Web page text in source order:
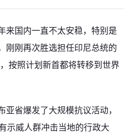
来国内一直不太安稳，特别是
刚刚再次胜选担任印尼总统的
按照计划新首都将转移到世界
省爆发了大规模抗议活动，
示威人群冲击当地的行政大